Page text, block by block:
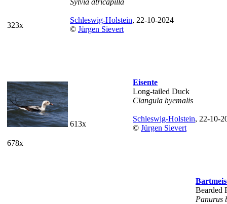
323x
Sylvia atricapilla
Schleswig-Holstein, 22-10-2024
© Jürgen Sievert
678x
613x
Eisente
Long-tailed Duck
Clangula hyemalis
Schleswig-Holstein, 22-10-
© Jürgen Sievert
Bearded
Panurus